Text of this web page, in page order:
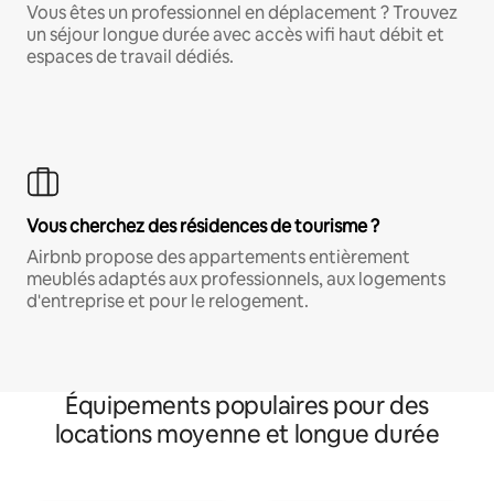
Vous êtes un professionnel en déplacement ? Trouvez
un séjour longue durée avec accès wifi haut débit et
espaces de travail dédiés.
Vous cherchez des résidences de tourisme ?
Airbnb propose des appartements entièrement
meublés adaptés aux professionnels, aux logements
d'entreprise et pour le relogement.
Équipements populaires pour des
locations moyenne et longue durée